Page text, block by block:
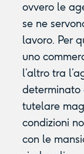
ovvero le
se ne
lavoro. Per
uno
l’altro tra
determinato
tutelare
condizioni
con le